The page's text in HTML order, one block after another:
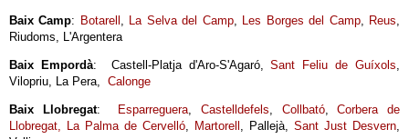
Baix Camp: Botarell , La Selva del Camp, Les Borges del Camp, Reus,
Riudoms, L'Argentera
Baix Empordà: Castell-Platja d'Aro-S'Agaró,Sant Feliu de Guíxols,
Vilopriu, La Pera, Calonge
Baix Llobregat: Esparreguera, Castelldefels, Collbató,Corbera de
Llobregat, La Palma de Cervelló, Martorell , Pallejà, Sant Just Desvern,